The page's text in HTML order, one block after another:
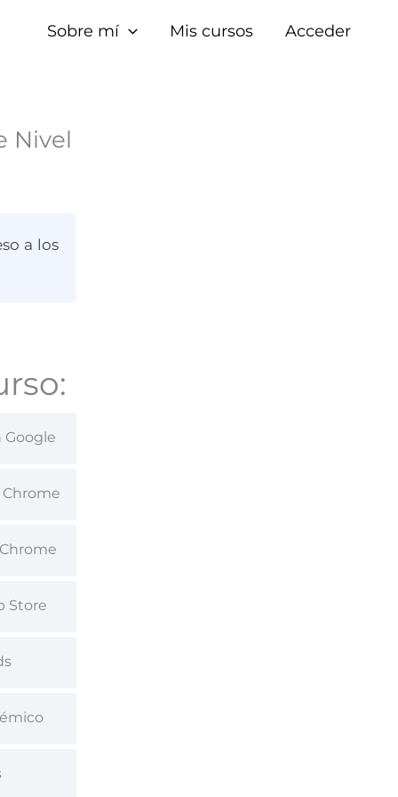
Sobre mí Mis cursos Acceder
Nivel
a los
Google
Store